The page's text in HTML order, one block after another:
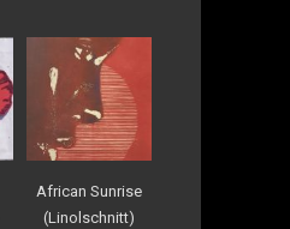
African Sunrise
(Linolschnitt)